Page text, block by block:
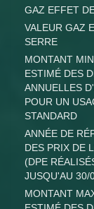
GAZ EFFET
VALEUR GAZ
SERRE
MONTANT
ESTIMÉ DES
ANNUELLES
POUR UN
STANDARD
ANNÉE DE
DES PRIX DE
(DPE
JUSQU'AU 30/
MONTANT